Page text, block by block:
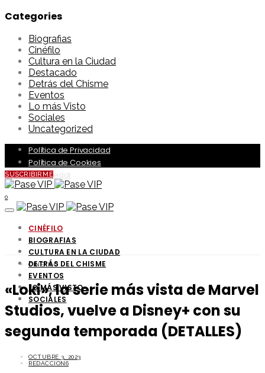
Categories
Biografias
Cinéfilo
Cultura en la Ciudad
Destacado
Detrás del Chisme
Eventos
Lo más Visto
Sociales
Uncategorized
Política de Privacidad
Política de Cookies
Aviso Legal
SUSCRIBIRME
0
CINÉFILO
BIOGRAFIAS
CULTURA EN LA CIUDAD
DETRÁS DEL CHISME
EVENTOS
LO MÁS VISTO
SOCIALES
CINÉFILO
«Loki», la serie más vista de Marvel
Studios, vuelve a Disney+ con su
segunda temporada (DETALLES)
OCTUBRE 3, 2023
REDACCION6